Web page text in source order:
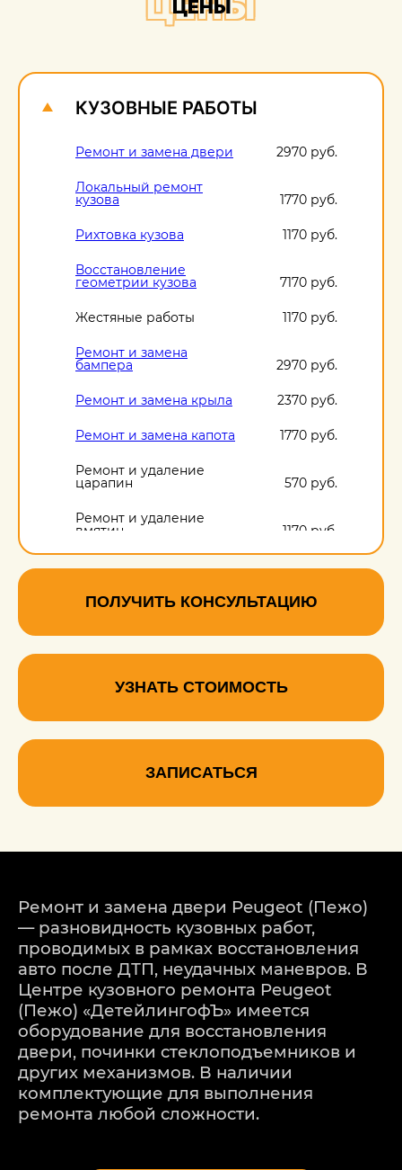
ЦЕНЫ
КУЗОВНЫЕ РАБОТЫ
Ремонт и замена двери 2970 руб.
Локальный ремонт
кузова 1770 руб.
Рихтовка кузова 1170 руб.
Восстановление
геометрии кузова 7170 руб.
Жестяные работы 1170 руб.
Ремонт и замена
бампера 2970 руб.
Ремонт и замена крыла 2370 руб.
Ремонт и замена капота 1770 руб.
Ремонт и удаление
царапин 570 руб.
Ремонт и удаление
вмятин 1170 руб.
Ремонт и удаление
ПОЛУЧИТЬ КОНСУЛЬТАЦИЮ
УЗНАТЬ СТОИМОСТЬ
ЗАПИСАТЬСЯ
Ремонт и замена двери Peugeot (Пежо)
— разновидность кузовных работ,
проводимых в рамках восстановления
авто после ДТП, неудачных маневров. В
Центре кузовного ремонта Peugeot
(Пежо) «ДетейлингофЪ» имеется
оборудование для восстановления
двери, починки стеклоподъемников и
других механизмов. В наличии
комплектующие для выполнения
ремонта любой сложности.